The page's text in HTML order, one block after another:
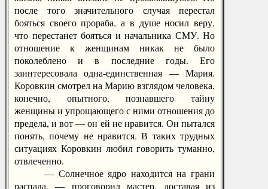
после того значительного случая перестал
бояться своего прораба, а в душе носил веру,
что перестанет бояться и начальника СМУ. Но
отношение к женщинам никак не было
поколеблено и в последние годы. Его
заинтересовала одна-единственная — Мария.
Коровкин смотрел на Марию взглядом человека,
конечно, опытного, познавшего тайну
женщины и упрощающего с ними отношения до
предела, и вот — он ей не нравится. Он пытался
понять, почему не нравится. В таких трудных
ситуациях Коровкин любил говорить туманно,
отвлеченно.
— Солнечное ядро находится на грани
распада, — проговорил мастер, доставая из